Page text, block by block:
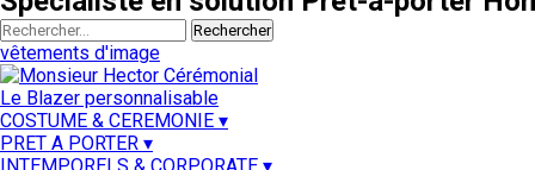
Rechercher
vêtements d'image
Le Blazer personnalisable
COSTUME & CEREMONIE ▾
PRET A PORTER ▾